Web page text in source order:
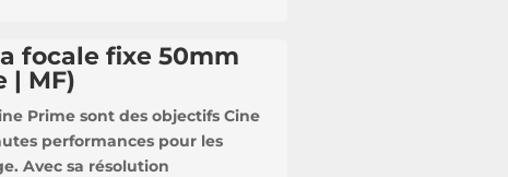
focale fixe 50mm
| MF)
Prime sont des objectifs Cine
performances pour les
Avec sa résolution